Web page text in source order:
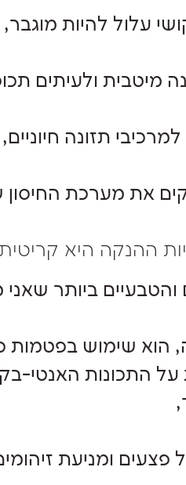
עלול להיות מוגבר,
מיטבית ולעיתים
תזונה חיוניים,
את מערכת
ההנקה היא
ביותר שאני
התכונות האנטי-
פצעים ומניעת